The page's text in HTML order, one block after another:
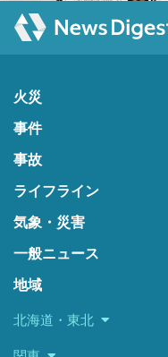
火災
事件
事故
ライフライン
気象・災害
一般ニュース
地域
北海道・東北